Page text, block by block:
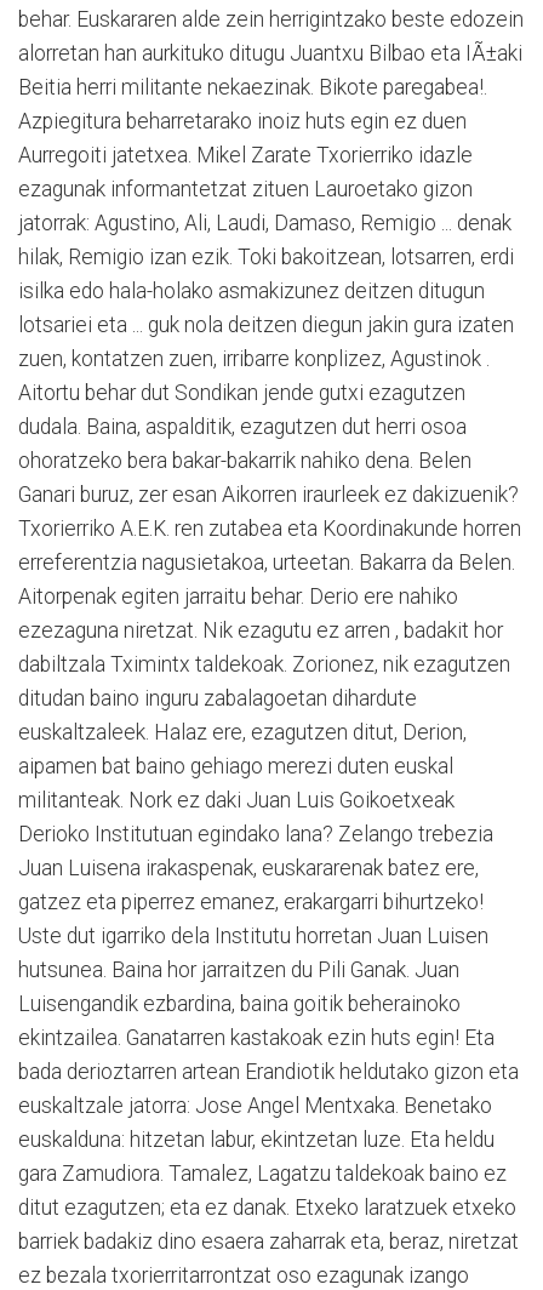
behar. Euskararen alde zein herrigintzako beste edozein
alorretan han aurkituko ditugu Juantxu Bilbao eta IÃ±aki
Beitia herri militante nekaezinak. Bikote paregabea!.
Azpiegitura beharretarako inoiz huts egin ez duen
Aurregoiti jatetxea. Mikel Zarate Txorierriko idazle
ezagunak informantetzat zituen Lauroetako gizon
jatorrak: Agustino, Ali, Laudi, Damaso, Remigio ... denak
hilak, Remigio izan ezik. Toki bakoitzean, lotsarren, erdi
isilka edo hala-holako asmakizunez deitzen ditugun
lotsariei eta ... guk nola deitzen diegun jakin gura izaten
zuen, kontatzen zuen, irribarre konplizez, Agustinok .
Aitortu behar dut Sondikan jende gutxi ezagutzen
dudala. Baina, aspalditik, ezagutzen dut herri osoa
ohoratzeko bera bakar-bakarrik nahiko dena. Belen
Ganari buruz, zer esan Aikorren iraurleek ez dakizuenik?
Txorierriko A.E.K. ren zutabea eta Koordinakunde horren
erreferentzia nagusietakoa, urteetan. Bakarra da Belen.
Aitorpenak egiten jarraitu behar. Derio ere nahiko
ezezaguna niretzat. Nik ezagutu ez arren , badakit hor
dabiltzala Tximintx taldekoak. Zorionez, nik ezagutzen
ditudan baino inguru zabalagoetan dihardute
euskaltzaleek. Halaz ere, ezagutzen ditut, Derion,
aipamen bat baino gehiago merezi duten euskal
militanteak. Nork ez daki Juan Luis Goikoetxeak
Derioko Institutuan egindako lana? Zelango trebezia
Juan Luisena irakaspenak, euskararenak batez ere,
gatzez eta piperrez emanez, erakargarri bihurtzeko!
Uste dut igarriko dela Institutu horretan Juan Luisen
hutsunea. Baina hor jarraitzen du Pili Ganak. Juan
Luisengandik ezbardina, baina goitik beherainoko
ekintzailea. Ganatarren kastakoak ezin huts egin! Eta
bada derioztarren artean Erandiotik heldutako gizon eta
euskaltzale jatorra: Jose Angel Mentxaka. Benetako
euskalduna: hitzetan labur, ekintzetan luze. Eta heldu
gara Zamudiora. Tamalez, Lagatzu taldekoak baino ez
ditut ezagutzen; eta ez danak. Etxeko laratzuek etxeko
barriek badakiz dino esaera zaharrak eta, beraz, niretzat
ez bezala txorierritarrontzat oso ezagunak izango